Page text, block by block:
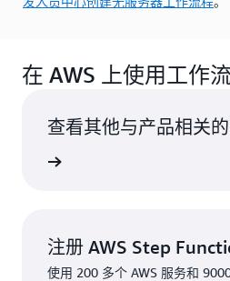
在 AWS 上使用工作
查看其他与产品相关
注册 AWS Step
使用 200 多个 AWS 服务和